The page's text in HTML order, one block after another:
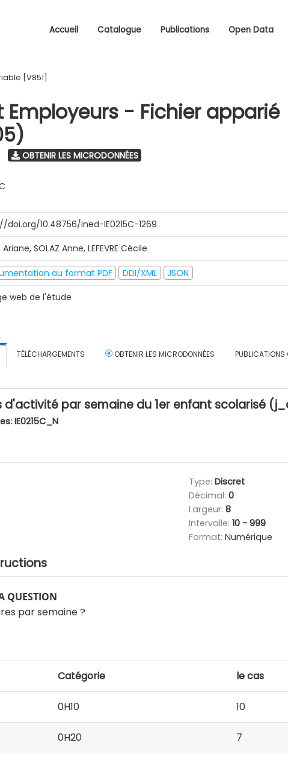
Accueil Catalogue Publications Open Data
[V851]
Employeurs - Fichier apparié
OBTENIR LES MICRODONNÉES
doi.org/10.48756/ined-IE0215C-1269
Ariane, SOLAZ Anne, LEFEVRE Cécile
au format PDF DDI/XML
JSON
web de l'étude
TÉLÉCHARGEMENTS OBTENIR LES MICRODONNÉES PUBLICATIONS
d'activité par semaine du 1er enfant scolarisé
IE0215C_N
Type: Discret
Décimal: 0
Largeur: 8
Intervalle: 10 - 999
Format: Numérique
QUESTION
par semaine ?
Catégorie le cas
0H10 10
0H20 7